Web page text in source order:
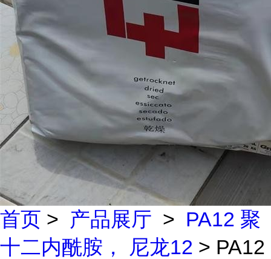
首页 > 产品展厅 > PA12 聚
十二内酰胺， 尼龙12 > PA12